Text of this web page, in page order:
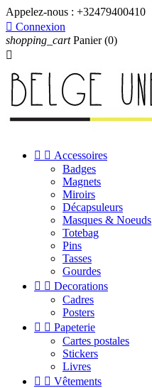
Appelez-nous : +32479400410
 Connexion
shopping_cart Panier (0)

  Accessoires
Badges
Magnets
Miroirs
Décapsuleurs
Masques & Noeuds
Totebag
Pins
Tasses
Gourdes
  Decorations
Cadres
Posters
  Papeterie
Cartes postales
Stickers
Livres
  Vêtements